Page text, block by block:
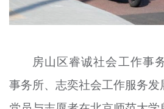
房山区睿诚社会工作事
事务所、志奕社会工作服务